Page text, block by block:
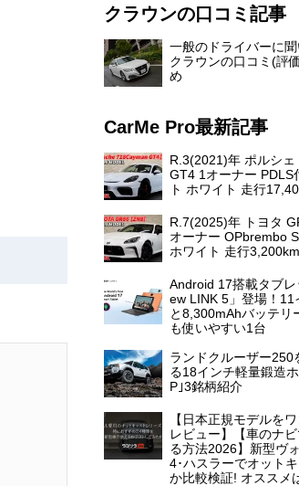
クラウンの口コミ記事
一般のドライバーに
クラウンの口コミ(評
め
CarMe Pro最新記事
R.3(2021)年 ポルシェ
GT4 1オーナー PDLS
ト ホワイト 走行
R.7(2025)年 トヨタ
オーナー OPbrembo
ホワイト 走行3,200km
Android 17搭載タブ
ew LINK 5」登場！11
と8,300mAhバッテリ
も使いやすい1台
ランドクルーザー250
る18インチ軽量鍛造
P｣3銘柄紹介
【日本正規モデルを
レビュー】【車のナ
る方法2026】新型ヴ
4･ハスラーでオット
か比較検証! オススメ